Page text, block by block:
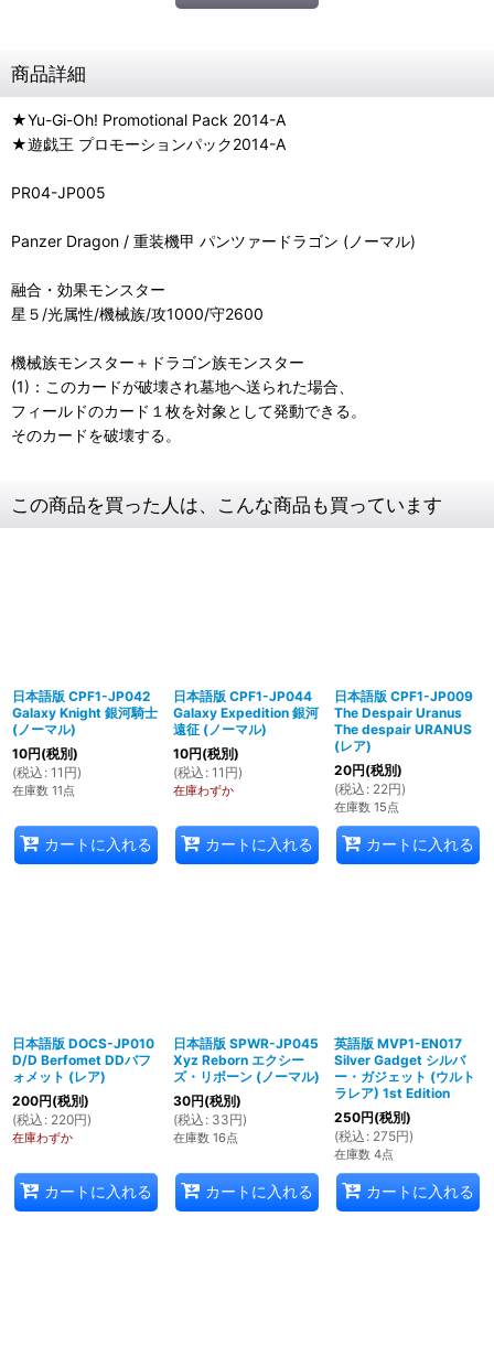
商品詳細
★Yu-Gi-Oh! Promotional Pack 2014-A
★遊戯王 プロモーションパック2014-A
PR04-JP005
Panzer Dragon / 重装機甲 パンツァードラゴン (ノーマル)
融合・効果モンスター
星５/光属性/機械族/攻1000/守2600
機械族モンスター＋ドラゴン族モンスター
(1)：このカードが破壊され墓地へ送られた場合、
フィールドのカード１枚を対象として発動できる。
そのカードを破壊する。
この商品を買った人は、こんな商品も買っています
日本語版 CPF1-JP042
Galaxy Knight 銀河騎士
(ノーマル)
10円(税別)
(税込 : 11 円)
在庫数 11点
カートに入れる
日本語版 CPF1-JP044
Galaxy Expedition 銀河
遠征 (ノーマル)
10円(税別)
(税込 : 11 円)
在庫わずか
カートに入れる
日本語版 CPF1-JP009
The Despair Uranus
The despair URANUS
(レア)
20円(税別)
(税込 : 22円)
在庫数 15点
カートに入れる
日本語版 DOCS-JP010
D/D Berfomet DDバフ
ォメット (レア)
200円(税別)
(税込 : 220円)
在庫わずか
カートに入れる
日本語版 SPWR-JP045
Xyz Reborn エクシー
ズ・リボーン (ノーマル)
30円(税別)
(税込 : 33円)
在庫数 16点
カートに入れる
英語版 MVP1-EN017
Silver Gadget シルバ
ー・ガジェット (ウルト
ラレア) 1st Edition
250円(税別)
(税込 : 275円)
在庫数 4点
カートに入れる